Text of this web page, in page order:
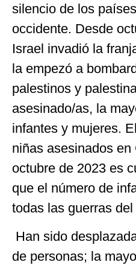
silencio de los
occidente. Desde
Israel invadió la
la empezó a
palestinos y
asesinado/as, la
infantes y mujeres.
niñas asesinados
octubre de 2023 es
que el número de
todas las guerras
Han sido
de personas; la